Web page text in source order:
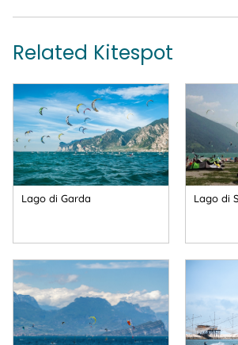
Related Kitespot
Lago di Garda Lago di